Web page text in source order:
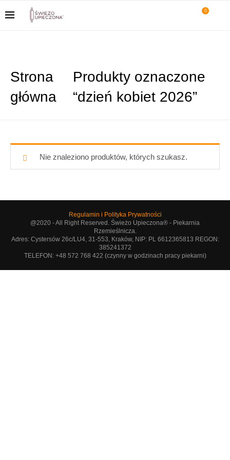
0
Strona
główna
Produkty oznaczone
“dzień kobiet 2026”
Nie znaleziono produktów, których szukasz.
Regulamin i Polityka Prywatności
@2020 - All Right Reserved. Świeżo Upieczona® - Piekarnia
Rzemieślnicza.
Adres: Cystersów 26c/LU4, 31-553, Kraków, NIP: PL 6612365813 REGON:
385241372
TELEFON: +48 572 768 422 (czynny w godzinach pracy piekarni)